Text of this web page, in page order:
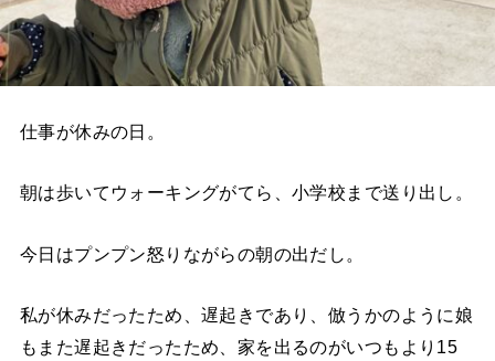
仕事が休みの日。
朝は歩いてウォーキングがてら、小学校まで送り出し。
今日はプンプン怒りながらの朝の出だし。
私が休みだったため、遅起きであり、倣うかのように娘
もまた遅起きだったため、家を出るのがいつもより15